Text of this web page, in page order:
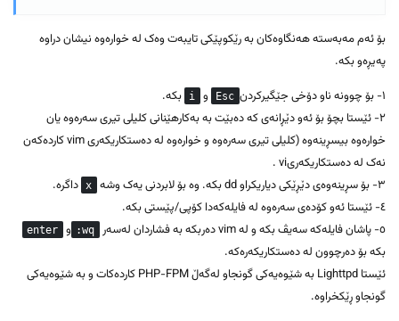
بۆ ئەم مەبەستە هەنگاوەکان بە رێکوپێکی تایبەت وەک لە خوارەوە نیشان دراوە
پەیڕەو بکە.
١- بۆ چوونە ناو دۆخی جێگیرکردن
Esc و i
بکە.
٢- ئێستا بچۆ بۆ ئەو دێڕانەی کە دەبێت بە بەکارهێنانی کلیلی تیری سەرەوە یان
خوارەوە بیسڕینەوە (کلیلی تیری سەرەوە و خوارەوە لە دەستکاریکەری vim کاردەکەن
نەک لە دەستکاریکەریvi .
٣- بۆ سڕینەوەی دێڕێکی دیاریکراو dd بکە. وە بۆ لابردنی یەک وشە
x
داگرە.
٤- ئێستا ئەو کۆدەی سەرەوە لە فایلەکەدا کۆپی/پێستی بکە.
٥- پاشان فایلەکە سەیڤ بکە و لە vim دەربکە بە فشاردان لەسەر
wq: و enter
بکە بۆ دەرچوون لە دەستکاریکەرەکە.
ئێستا Lighttpd بە شێوەیەکی گونجاو لەگەڵ PHP-FPM کاردەکات و بە شێوەیەکی
گونجاو ڕێکخراوە.